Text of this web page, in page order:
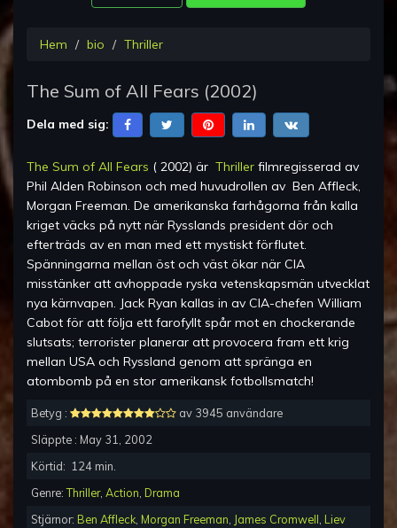
Hem bio Thriller
The Sum of All Fears (2002)
Dela med sig:
The Sum of All Fears ( 2002) är Thriller filmregisserad av
Phil Alden Robinson och med huvudrollen av Ben Affleck,
Morgan Freeman. De amerikanska farhågorna från kalla
kriget väcks på nytt när Rysslands president dör och
efterträds av en man med ett mystiskt förflutet.
Spänningarna mellan öst och väst ökar när CIA
misstänker att avhoppade ryska vetenskapsmän utvecklat
nya kärnvapen. Jack Ryan kallas in av CIA-chefen William
Cabot för att följa ett farofyllt spår mot en chockerande
slutsats; terrorister planerar att provocera fram ett krig
mellan USA och Ryssland genom att spränga en
atombomb på en stor amerikansk fotbollsmatch!
Betyg :
av 3945 användare
Släppte : May 31, 2002
Körtid: 124min.
Genre:Thriller, Action Drama
Stjärnor: Ben Affleck Morgan Freeman James Cromwell Liev